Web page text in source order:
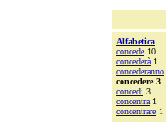
Alfabetica
concede 10
concederà 1
concederanno
concedere 3
concedi 3
concentra 1
concentrare 1